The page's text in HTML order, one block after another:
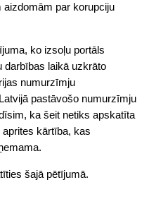
aizdomām par korupciju
ko izsoļu portāls
darbības laikā uzkrāto
numurzīmju
pastāvošo numurzīmju
ka šeit netiks apskatīta
kārtība, kas
šajā pētījumā.